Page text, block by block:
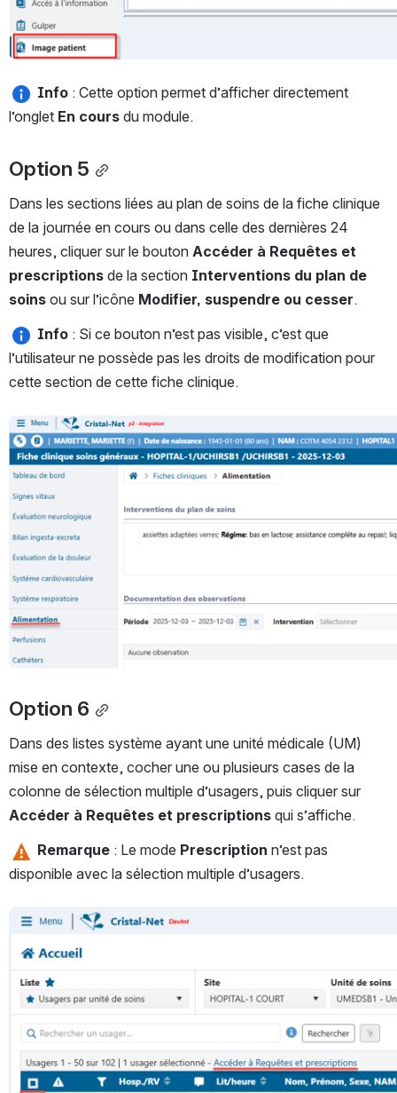
Info : Cette option permet d’afficher directement
l’onglet En cours du module.
Option 5
Dans les sections liées au plan de soins de la fiche clinique
de la journée en cours ou dans celle des dernières 24
heures, cliquer sur le bouton Accéder à Requêtes et
prescriptions de la section Interventions du plan de
soins ou sur l’icône Modifier, suspendre ou cesser.
Info : Si ce bouton n’est pas visible, c’est que
l’utilisateur ne possède pas les droits de modification pour
cette section de cette fiche clinique.
Ouvrir
Option 6
Dans des listes système ayant une unité médicale (UM)
mise en contexte, cocher une ou plusieurs cases de la
Accéder à Requêtes et prescriptions qui s’affiche.
Remarque : Le mode Prescription n’est pas
disponible avec la sélection multiple d’usagers.
Ouvrir